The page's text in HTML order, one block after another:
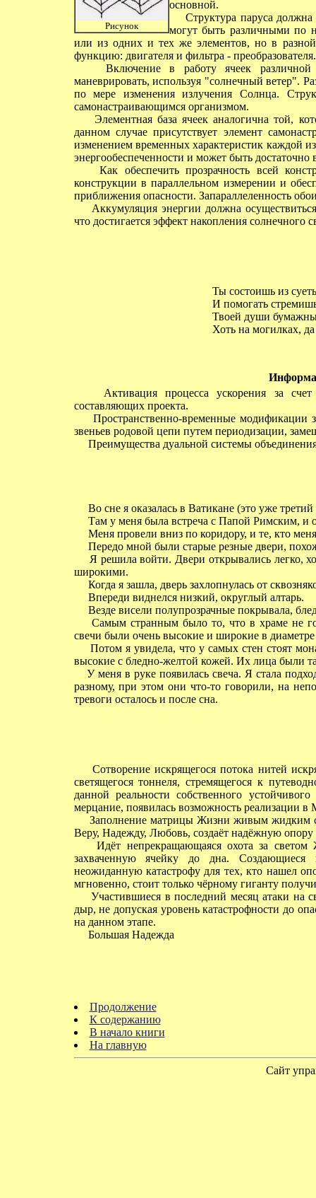
Рисунок
основной.
Структура паруса должна
могут быть различными по
или из одних и тех же элементов, но в
функцию: двигателя и фильтра - преобразователя.
Включение в работу ячеек различной
маневрировать, используя "солнечный ветер".
по мере изменения излучения Солнца.
самонастраивающимся организмом.
Элементная база ячеек аналогична той,
данном случае присутствует элемент
изменением временных характеристик каждой
энергообеспеченности и может быть достаточно
Как обеспечить прозрачность всей
конструкции в параллельном измерении и
приближения опасности. Запараллеленность
Аккумуляция энергии должна
что достигается эффект накопления солнечного
Ты состоишь из
И помогать
Твоей души
Хоть на могилках, да
Активация процесса ускорения за счет
составляющих проекта.
Пространственно-временные модификации
звеньев родовой цепи путем периодизации,
Преимущества дуальной системы
Во сне я оказалась в Ватикане (это уже
Там у меня была встреча с Папой Римским, и
Меня провели вниз по коридору, и те, кто
Передо мной были старые резные двери,
Я решила войти. Двери открывались легко,
широкими.
Когда я зашла, дверь захлопнулась от
Впереди виднелся низкий, округлый алтарь.
Везде висели полупрозрачные покрывала,
Самым странным было то, что в храме не
свечи были очень высокие и широкие в
Потом я увидела, что у самых стен стоят
высокие с бледно-желтой кожей. Их лица были
У меня в руке появилась свеча. Я стала
разному, при этом они что-то говорили, на
тревоги осталось и после сна.
Сотворение искрящегося потока нитей
светящегося тоннеля, стремящегося к
данной реальности собственного
мерцание, появилась возможность реализации
Заполнение матрицы Жизни живым жидким
Веру, Надежду, Любовь, создаёт надёжную опору
Идёт непрекращающаяся охота за светом
захваченную ячейку до дна.
неожиданную катастрофу для тех, кто нашел
мгновенно, стоит только чёрному гиганту
Участившиеся в последний месяц атаки на
дыр, не допуская уровень катастрофности до
на данном этапе.
Большая Надежда
Продолжение
К содержанию
В начало книги
На главную
Сайт